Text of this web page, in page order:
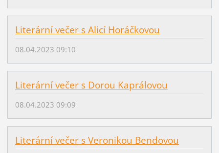
Literární večer s Alicí Horáčkovou
08.04.2023 09:10
Literární večer s Dorou Kaprálovou
08.04.2023 09:09
Literární večer s Veronikou Bendovou